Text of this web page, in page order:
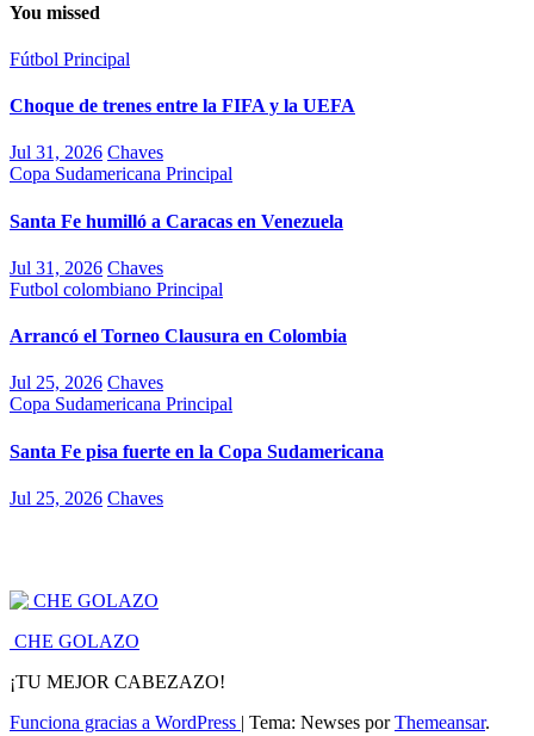
You missed
Fútbol Principal
Choque de trenes entre la FIFA y la UEFA
Jul 31, 2026 Chaves
Copa Sudamericana Principal
Santa Fe humilló a Caracas en Venezuela
Jul 31, 2026 Chaves
Futbol colombiano Principal
Arrancó el Torneo Clausura en Colombia
Jul 25, 2026 Chaves
Copa Sudamericana Principal
Santa Fe pisa fuerte en la Copa Sudamericana
Jul 25, 2026 Chaves
CHE GOLAZO
¡TU MEJOR CABEZAZO!
Funciona gracias a WordPress | Tema: Newses porThemeansar.